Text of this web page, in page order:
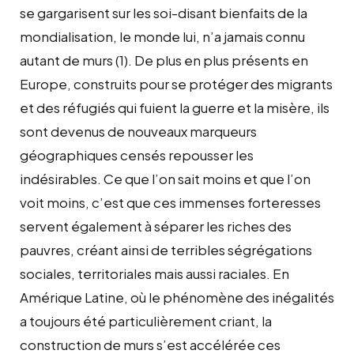
se gargarisent sur les soi-disant bienfaits de la
mondialisation, le monde lui, n’a jamais connu
autant de murs (1). De plus en plus présents en
Europe, construits pour se protéger des migrants
et des réfugiés qui fuient la guerre et la misère, ils
sont devenus de nouveaux marqueurs
géographiques censés repousser les
indésirables. Ce que l’on sait moins et que l’on
voit moins, c’est que ces immenses forteresses
servent également à séparer les riches des
pauvres, créant ainsi de terribles ségrégations
sociales, territoriales mais aussi raciales. En
Amérique Latine, où le phénomène des inégalités
a toujours été particulièrement criant, la
construction de murs s’est accélérée ces